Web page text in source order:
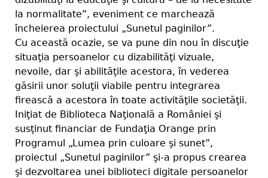
la normalitate”, eveniment ce marchează
încheierea proiectului „Sunetul paginilor”.
Cu această ocazie, se va pune din nou în discuţie
situaţia persoanelor cu dizabilităţi vizuale,
nevoile, dar şi abilităţile acestora, în vederea
găsirii unor soluţii viabile pentru integrarea
firească a acestora în toate activităţile societăţii.
Iniţiat de Biblioteca Naţională a României şi
susţinut financiar de Fundaţia Orange prin
Programul „Lumea prin culoare şi sunet”,
proiectul „Sunetul paginilor” şi-a propus crearea
şi dezvoltarea unei biblioteci digitale persoanelor